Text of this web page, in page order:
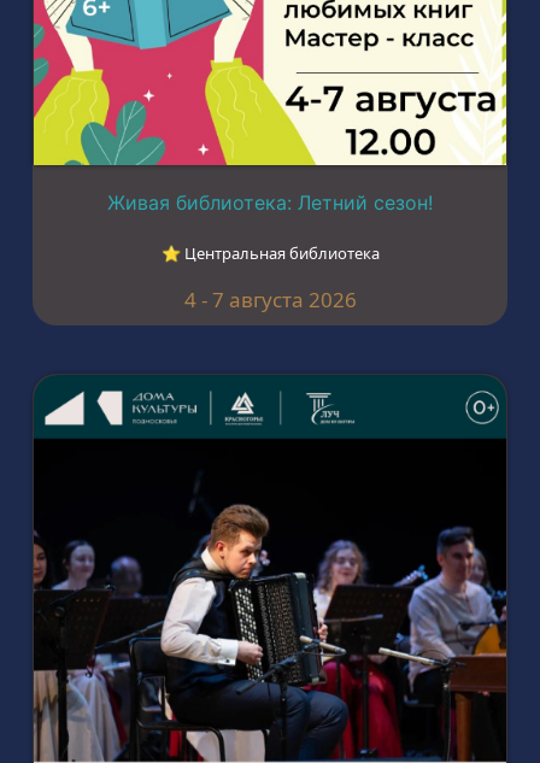
Живая библиотека: Летний сезон!
⭐︎ Центральная библиотека
4 - 7 августа 2026